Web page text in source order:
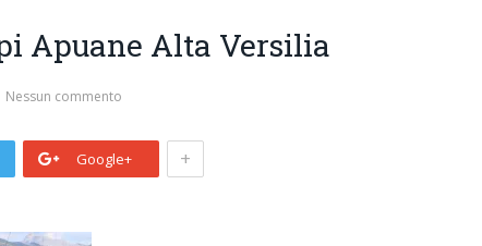
Apuane Alta Versilia
Nessun commento
Google+ +